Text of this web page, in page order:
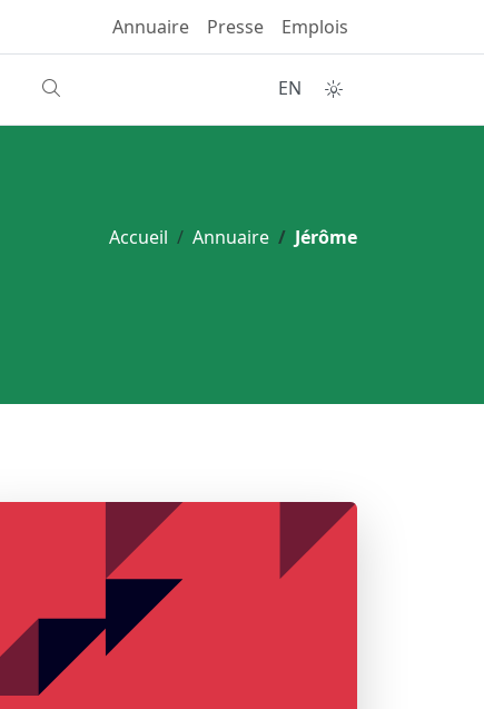
Annuaire Presse Emplois
EN
Accueil Annuaire Jérôme